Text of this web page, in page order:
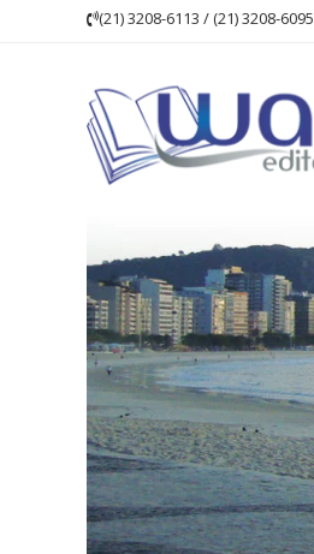
(21) 3208-6113 / (21) 3208-6095